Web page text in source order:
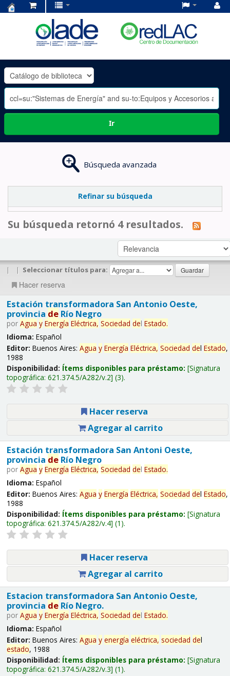
OLADE
-
Ir
Búsqueda avanzada
Refinar su búsqueda
Su búsqueda retornó 4 resultados.
| | Seleccionar títulos para:
Hacer reserva
Estación transformadora San Antonio Oeste,
provincia deRío Negro
por Agua y Energía Eléctrica, Sociedad del Estado.
Idioma: Español
Editor: Buenos Aires: Agua y Energía Eléctrica, Sociedad del Estado,
1988
Disponibilidad: Ítems disponibles para préstamo: Signatura
topográfica: 621.374.5/A282/v.2 (3).
Hacer reserva
Agregar al carrito
Estación transformadora San Antoni Oeste,
provincia deRío Negro
por Agua y Energía Eléctrica, Sociedad del Estado.
Idioma: Español
Editor: Buenos Aires: Agua y Energía Eléctrica, Sociedad del Estado,
1988
Disponibilidad: Ítems disponibles para préstamo: Signatura
topográfica: 621.374.5/A282/v.4 (1).
Hacer reserva
Agregar al carrito
Estacion transformadora San Antonio Oeste,
provincia deRío Negro.
por Agua y Energía Eléctrica, Sociedad del Estado.
Idioma: Español
Editor: Buenos Aires: Agua y energía eléctrica, sociedad del
estado, 1988
Disponibilidad: Ítems disponibles para préstamo: Signatura
topográfica: 621.374.5/A282/v.3 (1).